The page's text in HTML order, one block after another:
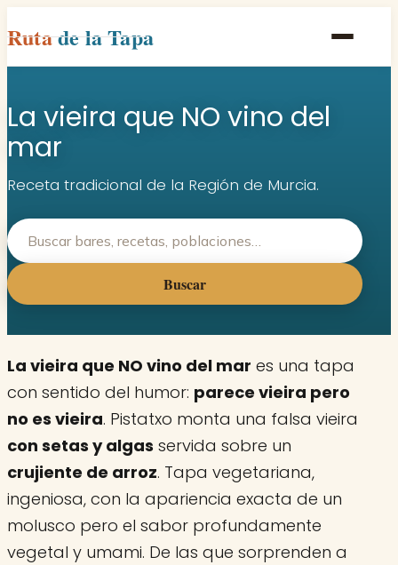
Rutade la Tapa
Inicio
Poblaciones
Rutas
Recetas
Contacto
La vieira que NO vino del
mar
Receta tradicional de la Región de Murcia.
Buscar
La vieira que NO vino del mar es una tapa
con sentido del humor: parece vieira pero
no es vieira. Pistatxo monta una falsa vieira
con setas y algas servida sobre un
crujiente de arroz. Tapa vegetariana,
ingeniosa, con la apariencia exacta de un
molusco pero el sabor profundamente
vegetal y umami. De las que sorprenden a